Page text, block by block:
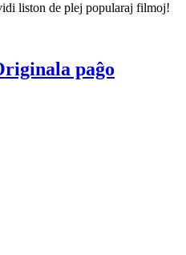
liston de plej popularaj filmoj!
paĝo